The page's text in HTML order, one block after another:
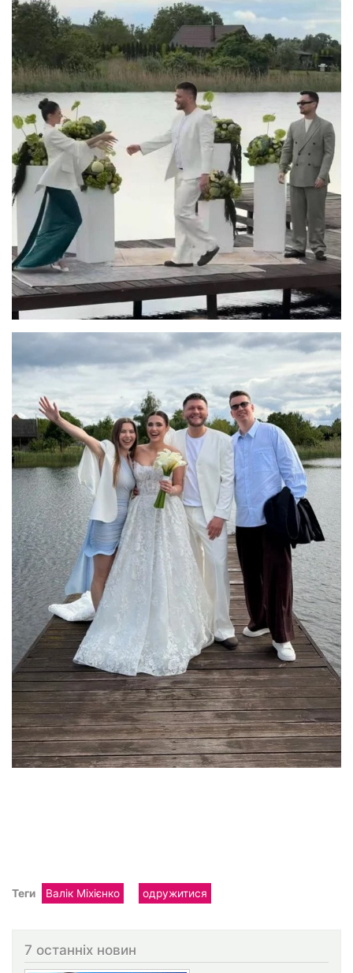
Теги Валік Міхієнко одружитися
7 останніх новин